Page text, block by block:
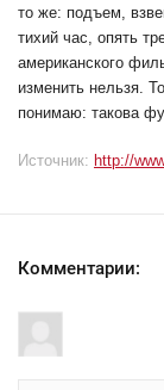
то же: подъем,
тихий час, опять
американского
изменить нельзя.
понимаю: такова
Источник: http://
Комментарии: